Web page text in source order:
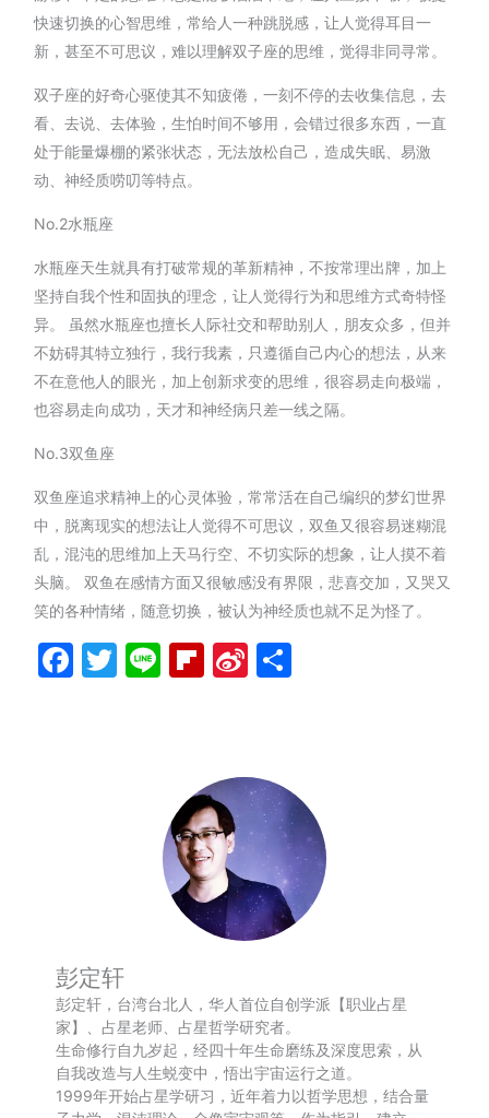
快速切换的心智思维，常给人一种跳脱感，让人觉得耳目一
新，甚至不可思议，难以理解双子座的思维，觉得非同寻常。
双子座的好奇心驱使其不知疲倦，一刻不停的去收集信息，去
看、去说、去体验，生怕时间不够用，会错过很多东西，一直
处于能量爆棚的紧张状态，无法放松自己，造成失眠、易激
动、神经质唠叨等特点。
No.2水瓶座
水瓶座天生就具有打破常规的革新精神，不按常理出牌，加上
坚持自我个性和固执的理念，让人觉得行为和思维方式奇特怪
异。 虽然水瓶座也擅长人际社交和帮助别人，朋友众多，但并
不妨碍其特立独行，我行我素，只遵循自己内心的想法，从来
不在意他人的眼光，加上创新求变的思维，很容易走向极端，
也容易走向成功，天才和神经病只差一线之隔。
No.3双鱼座
双鱼座追求精神上的心灵体验，常常活在自己编织的梦幻世界
中，脱离现实的想法让人觉得不可思议，双鱼又很容易迷糊混
乱，混沌的思维加上天马行空、不切实际的想象，让人摸不着
头脑。 双鱼在感情方面又很敏感没有界限，悲喜交加，又哭又
笑的各种情绪，随意切换，被认为神经质也就不足为怪了。
Facebook
Twitter
LineFlipboard
Sina
彭定轩
彭定轩，台湾台北人，华人首位自创学派【职业占星
家】、占星老师、占星哲学研究者。
生命修行自九岁起，经四十年生命磨练及深度思索，从
自我改造与人生蜕变中，悟出宇宙运行之道。
1999年开始占星学研习，近年着力以哲学思想，结合量